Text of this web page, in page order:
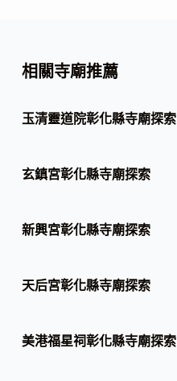
相關寺廟推薦
玉清靈道院彰化縣寺廟探索
玄鎮宮彰化縣寺廟探索
新興宮彰化縣寺廟探索
天后宮彰化縣寺廟探索
美港福星祠彰化縣寺廟探索